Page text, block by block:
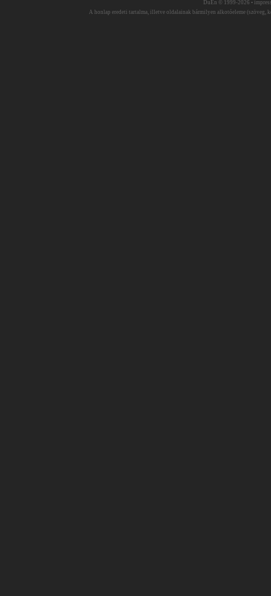
DuEn © 1999-2026 •
A honlap eredeti tartalma, illetve oldalainak bármilyen alkotóeleme (szöveg,